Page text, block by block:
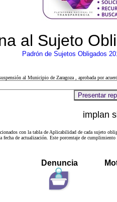
al Sujeto
Padrón de Sujetos Obligados
al Municipio de Zaragoza , aprobada por
implan
con la tabla de Aplicabilidad de cada sujeto
de actualización. Este porcentaje de
Denuncia